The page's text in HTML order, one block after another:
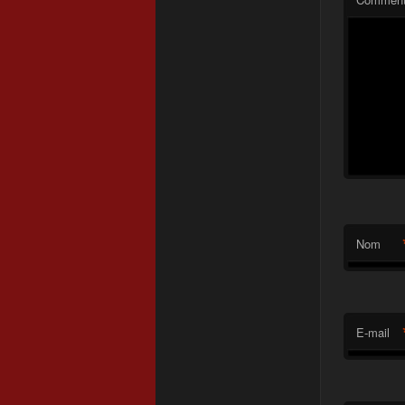
Nom
E-mail